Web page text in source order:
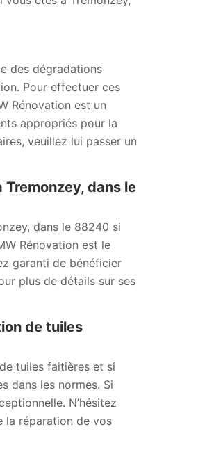
des dégradations
Pour effectuer ces
Rénovation est un
appropriés pour la
veuillez lui passer un
dans le
dans le 88240 si
Rénovation est le
garanti de bénéficier
plus de détails sur ses
de tuiles
tuiles faitières et si
dans les normes. Si
N’hésitez
la réparation de vos